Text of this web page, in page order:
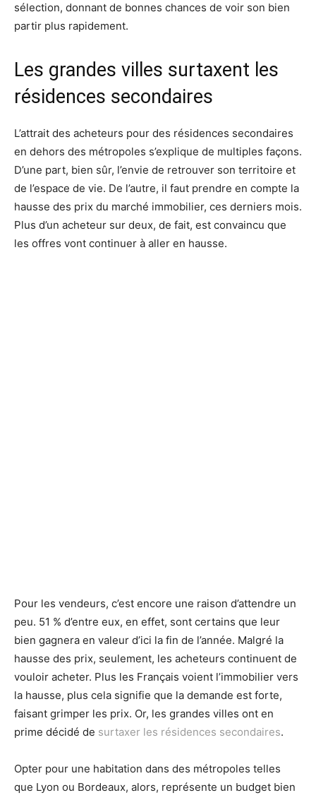
sélection, donnant de bonnes chances de voir son bien
partir plus rapidement.
Les grandes villes surtaxent les
résidences secondaires
L’attrait des acheteurs pour des résidences secondaires
en dehors des métropoles s’explique de multiples façons.
D’une part, bien sûr, l’envie de retrouver son territoire et
de l’espace de vie. De l’autre, il faut prendre en compte la
hausse des prix du marché immobilier, ces derniers mois.
Plus d’un acheteur sur deux, de fait, est convaincu que
les offres vont continuer à aller en hausse.
Pour les vendeurs, c’est encore une raison d’attendre un
peu. 51 % d’entre eux, en effet, sont certains que leur
bien gagnera en valeur d’ici la fin de l’année. Malgré la
hausse des prix, seulement, les acheteurs continuent de
vouloir acheter. Plus les Français voient l’immobilier vers
la hausse, plus cela signifie que la demande est forte,
faisant grimper les prix. Or, les grandes villes ont en
prime décidé de surtaxer les résidences secondaires.
Opter pour une habitation dans des métropoles telles
que Lyon ou Bordeaux, alors, représente un budget bien